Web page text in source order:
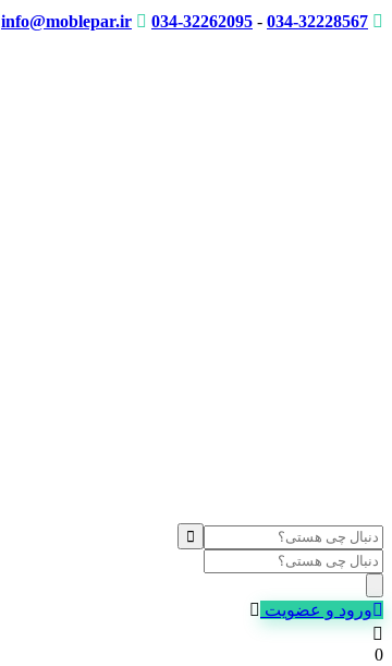
info@moblepar.ir 034-32262095 - 034-32228567
Products
search
ورود و عضویت
0